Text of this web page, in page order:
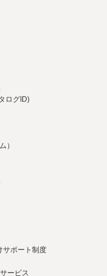
ログID)
）
サポート制度
ービス